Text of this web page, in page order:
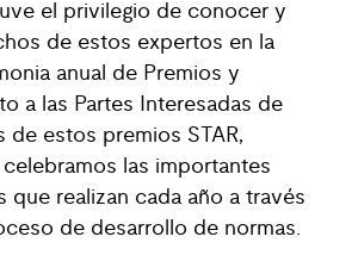
el privilegio de conocer y
de estos expertos en la
anual de Premios y
a las Partes Interesadas de
de estos premios STAR,
las importantes
que realizan cada año a través
de desarrollo de normas.